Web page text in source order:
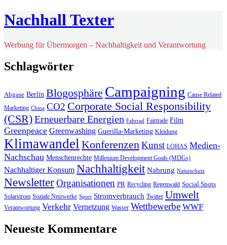
Nachhall Texter
Werbung für Übermorgen – Nachhaltigkeit und Verantwortung
Schlagwörter
Abgase Berlin Blogosphäre Campaigning Cause Related
Marketing China CO2 Corporate Social Responsibility
(CSR)Erneuerbare Energien Fahrrad Fairtrade Film
Greenpeace Greenwashing Guerilla-Marketing Kleidung
Klimawandel Konferenzen Kunst LOHAS Medien-
Nachschau Menschenrechte Millenium Development Goals (MDGs)
Nachhaltiger Konsum Nachhaltigkeit Nahrung Naturschutz
NewsletterOrganisationen PR Recycling Regenwald Social Spots
Solarstrom Soziale Netzwerke Sport Stromverbrauch Twitter Umwelt
Verantwortung Verkehr Vernetzung Wasser Wettbewerbe WWF
Neueste Kommentare